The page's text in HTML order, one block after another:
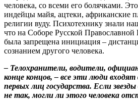
человека, со всеми его болячками.
индейцы майя, ацтеки, африканские
религии вуду. Психотехнику знали
что на Соборе Русской Православной
была запрещена инициация –
сознанием другого человека.
– Телохранители, водители,
конце концов, – все эти люди
первых лиц государства. Если
не так, могли ли этого человека